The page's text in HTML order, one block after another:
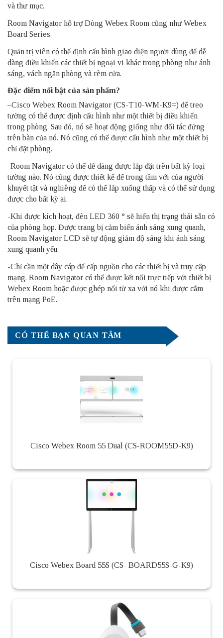
và thư mục.
Room Navigator hỗ trợ Dòng Webex Room cũng như Webex
Board Series.
Quản trị viên có thể định cấu hình giao diện người dùng để dễ
dàng điều khiển các thiết bị ngoại vi khác trong phòng như ánh
sáng, vách ngăn phòng và rèm cửa.
Đặc điểm nổi bật của sản phẩm?
–Cisco Webex Room Navigator (CS-T10-WM-K9=) để treo
tường có thể được định cấu hình như một thiết bị điều khiển
trong phòng. Sau đó, nó sẽ hoạt động giống như đối tác đứng
trên bàn của nó. Nó cũng có thể được cấu hình như một thiết bị
chỉ đặt phòng.
-Room Navigator có thể dễ dàng được lắp đặt trên bất kỳ loại
tường nào. Nó cũng được thiết kế để trong tầm với của người
khuyết tật và nghiêng để có thể lắp xuống thấp và có thể sử dụng
được cho bất kỳ ai.
-Khi được kích hoạt, đèn LED 360 ° sẽ hiển thị trạng thái sẵn có
của phòng họp. Được trang bị cảm biến ánh sáng xung quanh,
Room Navigator LCD sẽ tự động giảm độ sáng khi ánh sáng
xung quanh yếu.
-Chỉ cần một dây cáp để cấp nguồn cho các thiết bị và truy cập
mạng. Room Navigator có thể được kết nối trực tiếp với thiết bị
Webex Room hoặc được ghép nối từ xa với nó khi được cắm
trên mạng PoE.
CÓ THỂ BẠN QUAN TÂM
Cisco Webex Room 55 Dual (CS-ROOM55D-K9)
Cisco Webex Board 55S (CS- BOARD55S-G-K9)